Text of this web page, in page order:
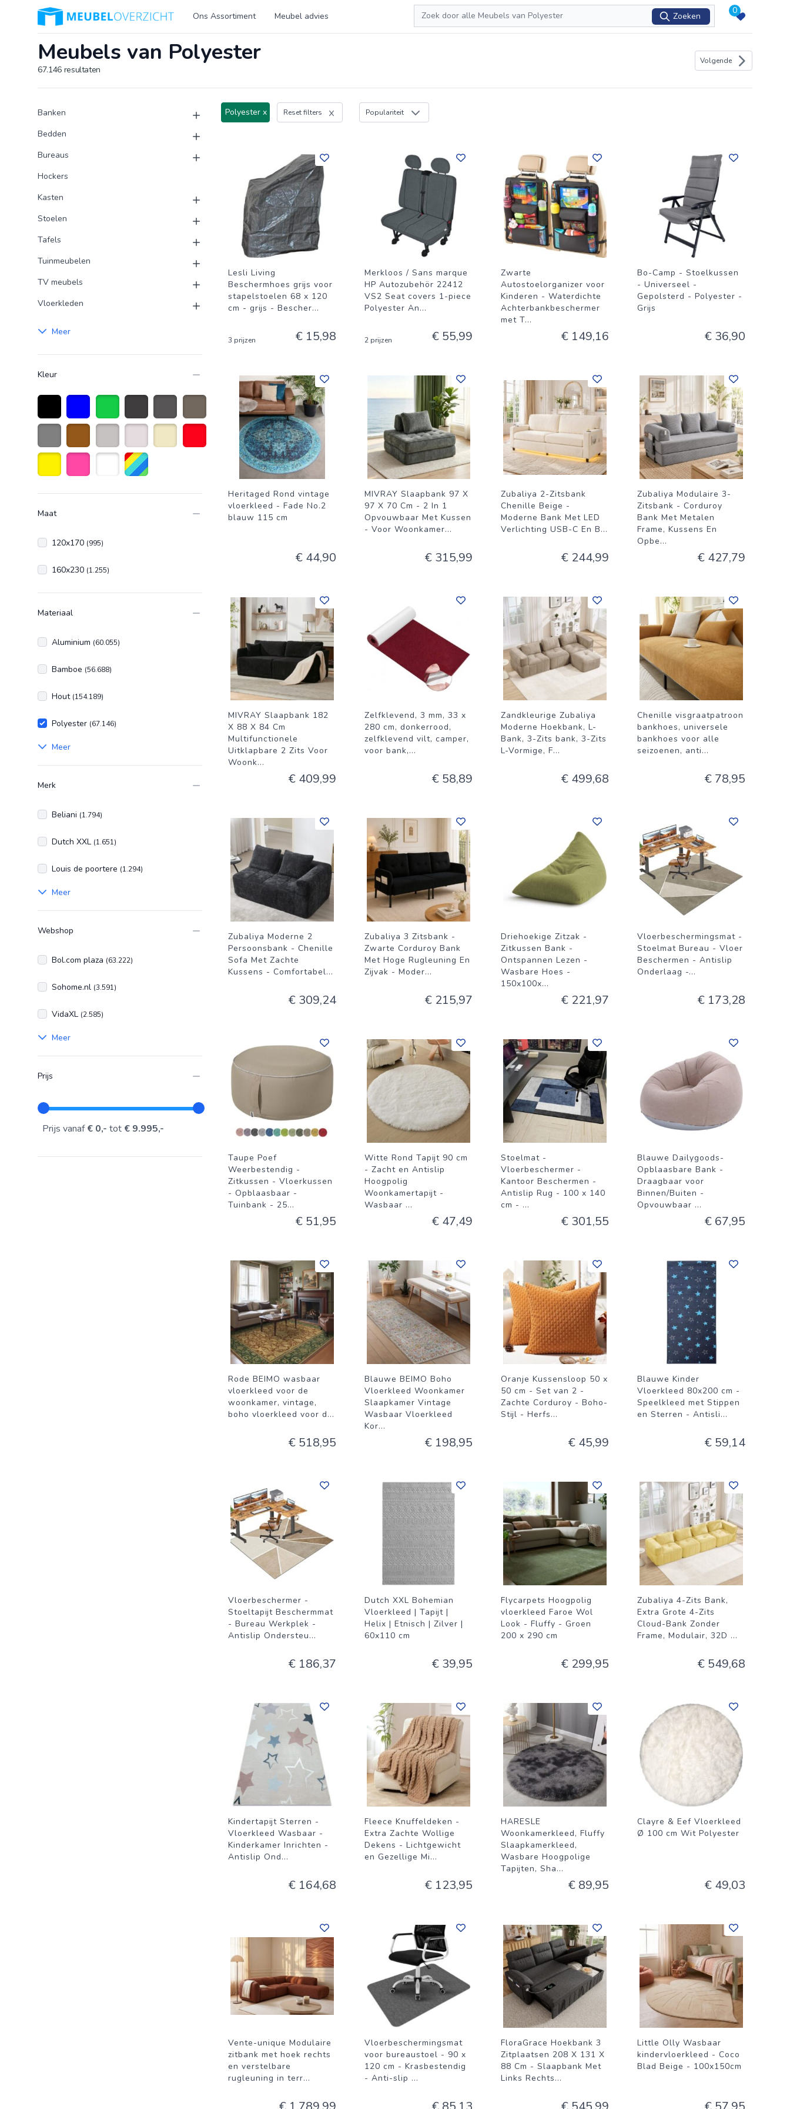
Logo Meubeloverzicht.nl Ons Assortiment Meubel advies
Zoeken
Zoeken
0
Meubels van Polyester
67.146 resultaten
Volgende
Producten
Product categorieën
Banken
Bedden
Bureaus
Hockers
Kasten
Stoelen
Tafels
Tuinmeubelen
TV meubels
Vloerkleden
Meer
Kleur
Zwart Blauw Groen DonkergrijsAntraciet grijs
taupe
Grijs Bruin Licht GrijsCreme wit
Maat
120x170 (995)
160x230 (1.255)
Materiaal
Aluminium (60.055)
Bamboe (56.688)
Hout (154.189)
Polyester (67.146)
Meer
Merk
Beliani (1.794)
Dutch XXL (1.651)
Louis de poortere (1.294)
Meer
Webshop
Bol.com plaza (63.222)
Sohome.nl (3.591)
VidaXL (2.585)
Meer
Prijs
Prijs vanaf€ 0,- tot € 9.995,-
Polyester x Reset filters Populariteit
Lesli Living
Beschermhoes grijs voor
stapelstoelen 68 x 120
cm - grijs - Bescher...
3 prijzen € 15,98
Merkloos / Sans marque
HP Autozubehör 22412
VS2 Seat covers 1-piece
Polyester An...
2 prijzen € 55,99
Zwarte
Autostoelorganizer voor
Kinderen - Waterdichte
Achterbankbeschermer
met T...
€ 149,16
Bo-Camp - Stoelkussen
- Universeel -
Gepolsterd - Polyester -
Grijs
€ 36,90
Heritaged Rond vintage
vloerkleed - Fade No.2
blauw 115 cm
€ 44,90
MIVRAY Slaapbank 97 X
97 X 70 Cm - 2 In 1
Opvouwbaar Met Kussen
- Voor Woonkamer...
€ 315,99
Zubaliya 2-Zitsbank
Chenille Beige -
Moderne Bank Met LED
Verlichting USB-C En B...
€ 244,99
Zubaliya Modulaire 3-
Zitsbank - Corduroy
Bank Met Metalen
Frame, Kussens En
Opbe...
€ 427,79
MIVRAY Slaapbank 182
X 88 X 84 Cm
Multifunctionele
Uitklapbare 2 Zits Voor
Woonk...
€ 409,99
Zelfklevend, 3 mm, 33 x
280 cm, donkerrood,
zelfklevend vilt, camper,
voor bank,...
€ 58,89
Zandkleurige Zubaliya
Moderne Hoekbank, L-
Bank, 3-Zits bank, 3-Zits
L-Vormige, F...
€ 499,68
Chenille visgraatpatroon
bankhoes, universele
bankhoes voor alle
seizoenen, anti...
€ 78,95
Zubaliya Moderne 2
Persoonsbank - Chenille
Sofa Met Zachte
Kussens - Comfortabel...
€ 309,24
Zubaliya 3 Zitsbank -
Zwarte Corduroy Bank
Met Hoge Rugleuning En
Zijvak - Moder...
€ 215,97
Driehoekige Zitzak -
Zitkussen Bank -
Ontspannen Lezen -
Wasbare Hoes -
150x100x...
€ 221,97
Vloerbeschermingsmat -
Stoelmat Bureau - Vloer
Beschermen - Antislip
Onderlaag -...
€ 173,28
Taupe Poef
Weerbestendig -
Zitkussen - Vloerkussen
- Opblaasbaar -
Tuinbank - 25...
€ 51,95
Witte Rond Tapijt 90 cm
- Zacht en Antislip
Hoogpolig
Woonkamertapijt -
Wasbaar ...
€ 47,49
Stoelmat -
Vloerbeschermer -
Kantoor Beschermen -
Antislip Rug - 100 x 140
cm - ...
€ 301,55
Blauwe Dailygoods-
Opblaasbare Bank -
Draagbaar voor
Binnen/Buiten -
Opvouwbaar ...
€ 67,95
Rode BEIMO wasbaar
vloerkleed voor de
woonkamer, vintage,
boho vloerkleed voor d...
€ 518,95
Blauwe BEIMO Boho
Vloerkleed Woonkamer
Slaapkamer Vintage
Wasbaar Vloerkleed
Kor...
€ 198,95
Oranje Kussensloop 50 x
50 cm - Set van 2 -
Zachte Corduroy - Boho-
Stijl - Herfs...
€ 45,99
Blauwe Kinder
Vloerkleed 80x200 cm -
Speelkleed met Stippen
en Sterren - Antisli...
€ 59,14
Vloerbeschermer -
Stoeltapijt Beschermmat
- Bureau Werkplek -
Antislip Ondersteu...
€ 186,37
Dutch XXL Bohemian
Vloerkleed | Tapijt |
Helix | Etnisch | Zilver |
60x110 cm
€ 39,95
Flycarpets Hoogpolig
vloerkleed Faroe Wol
Look - Fluffy - Groen
200 x 290 cm
€ 299,95
Zubaliya 4-Zits Bank,
Extra Grote 4-Zits
Cloud-Bank Zonder
Frame, Modulair, 32D ...
€ 549,68
Kindertapijt Sterren -
Vloerkleed Wasbaar -
Kinderkamer Inrichten -
Antislip Ond...
€ 164,68
Fleece Knuffeldeken -
Extra Zachte Wollige
Dekens - Lichtgewicht
en Gezellige Mi...
€ 123,95
HARESLE
Woonkamerkleed, Fluffy
Slaapkamerkleed,
Wasbare Hoogpolige
Tapijten, Sha...
€ 89,95
Clayre & Eef Vloerkleed
Ø 100 cm Wit Polyester
€ 49,03
Vente-unique Modulaire
zitbank met hoek rechts
en verstelbare
rugleuning in terr...
Vloerbeschermingsmat
voor bureaustoel - 90 x
120 cm - Krasbestendig
- Anti-slip ...
FloraGrace Hoekbank 3
Zitplaatsen 208 X 131 X
88 Cm - Slaapbank Met
Links Rechts...
Little Olly Wasbaar
kindervloerkleed - Coco
Blad Beige - 100x150cm